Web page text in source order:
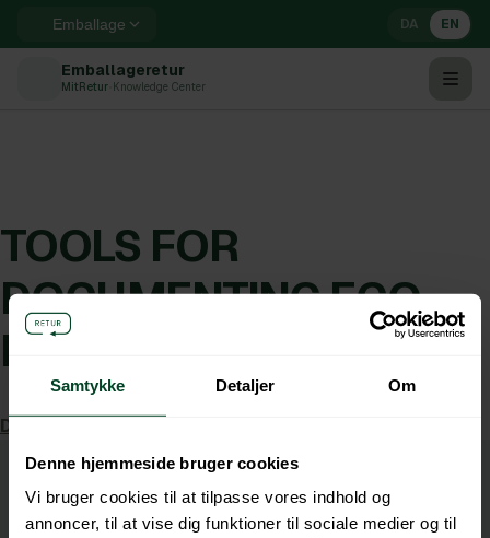
Samtykke Detaljer Om
Denne hjemmeside bruger cookies
Vi bruger cookies til at tilpasse vores indhold og
annoncer, til at vise dig funktioner til sociale medier og til
Emballage DA EN
Emballageretur
MitRetur Knowledge Center
TOOLS FOR
DOCUMENTING ECO-
MODULATED FEES
Danish version can be found here
SHORTCUTS